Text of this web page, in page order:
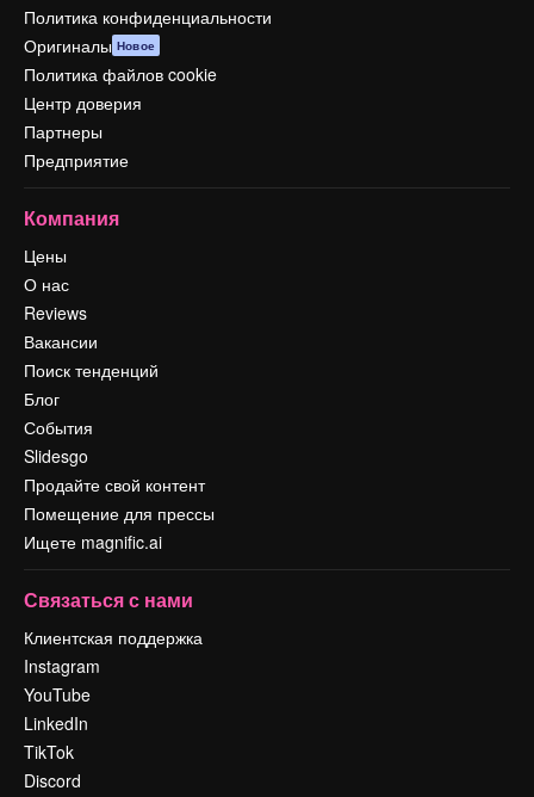
Политика конфиденциальности
Оригиналы Новое
Политика файлов cookie
Центр доверия
Партнеры
Предприятие
Компания
Цены
О нас
Reviews
Вакансии
Поиск тенденций
Блог
События
Slidesgo
Продайте свой контент
Помещение для прессы
Ищете magnific.ai
Связаться с нами
Клиентская поддержка
Instagram
YouTube
LinkedIn
TikTok
Discord